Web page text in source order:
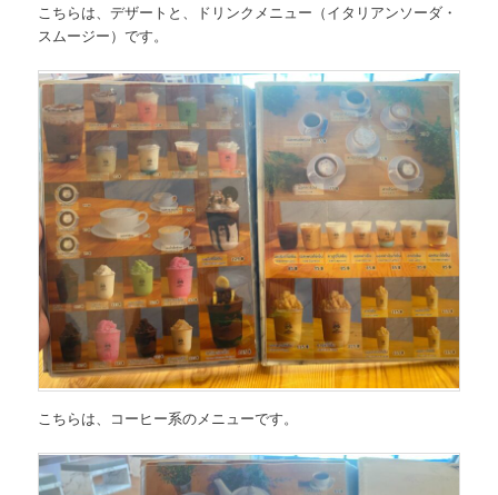
こちらは、デザートと、ドリンクメニュー（イタリアンソーダ・
スムージー）です。
こちらは、コーヒー系のメニューです。